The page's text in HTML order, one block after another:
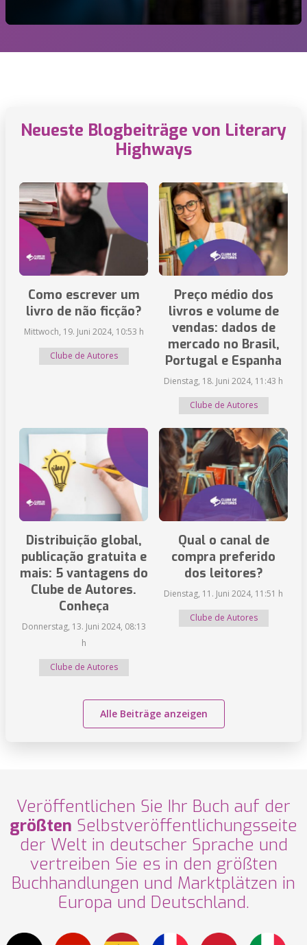
Neueste Blogbeiträge von Literary
Highways
Como escrever um
livro de não ficção?
Mittwoch, 19. Juni 2024, 10:53 h
Clube de Autores
Preço médio dos
livros e volume de
vendas: dados de
mercado no Brasil,
Portugal e Espanha
Dienstag, 18. Juni 2024, 11:43 h
Clube de Autores
Distribuição global,
publicação gratuita e
mais: 5 vantagens do
Clube de Autores.
Conheça
Donnerstag, 13. Juni 2024, 08:13
h
Clube de Autores
Qual o canal de
compra preferido
dos leitores?
Dienstag, 11. Juni 2024, 11:51 h
Clube de Autores
Alle Beiträge anzeigen
Veröffentlichen Sie Ihr Buch auf der
größten Selbstveröffentlichungsseite
der Welt in deutscher Sprache und
vertreiben Sie es in den größten
Buchhandlungen und Marktplätzen in
Europa und Deutschland.